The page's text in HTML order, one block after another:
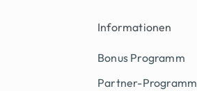
Informationen
Bonus Programm
Partner-Programm